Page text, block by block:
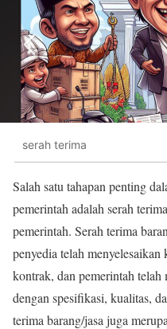
serah terima
Salah satu tahapan penting
pemerintah adalah serah
pemerintah. Serah terima
penyedia telah
kontrak, dan pemerintah telah
dengan spesifikasi, kualitas,
terima barang/jasa juga